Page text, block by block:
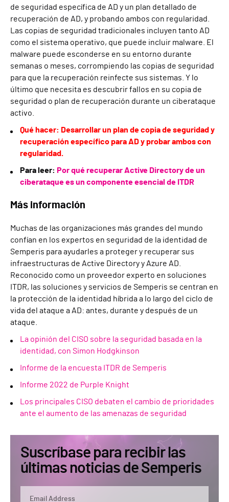
de seguridad específica de AD y un plan detallado de
recuperación de AD, y probando ambos con regularidad.
Las copias de seguridad tradicionales incluyen tanto AD
como el sistema operativo, que puede incluir malware. El
malware puede esconderse en su entorno durante
semanas o meses, corrompiendo las copias de seguridad
para que la recuperación reinfecte sus sistemas. Y lo
último que necesita es descubrir fallos en su copia de
seguridad o plan de recuperación durante un ciberataque
activo.
Qué hacer: Desarrollar un plan de copia de seguridad y
recuperación específico para AD y probar ambos con
regularidad.
Para leer: Por qué recuperar Active Directory de un
ciberataque es un componente esencial de ITDR
Más información
Muchas de las organizaciones más grandes del mundo
confían en los expertos en seguridad de la identidad de
Semperis para ayudarles a proteger y recuperar sus
infraestructuras de Active Directory y Azure AD.
Reconocido como un proveedor experto en soluciones
ITDR, las soluciones y servicios de Semperis se centran en
la protección de la identidad híbrida a lo largo del ciclo de
vida del ataque a AD: antes, durante y después de un
ataque.
La opinión del CISO sobre la seguridad basada en la
identidad, con Simon Hodgkinson
Informe de la encuesta ITDR de Semperis
Informe 2022 de Purple Knight
Los principales CISO debaten el cambio de prioridades
ante el aumento de las amenazas de seguridad
Suscríbase para recibir las
últimas noticias de Semperis